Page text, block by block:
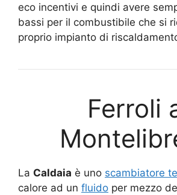
eco incentivi e quindi avere
bassi per il combustibile che si
proprio impianto di
Ferroli
La Caldaia è uno scambiatore
calore ad un fluido per mezzo